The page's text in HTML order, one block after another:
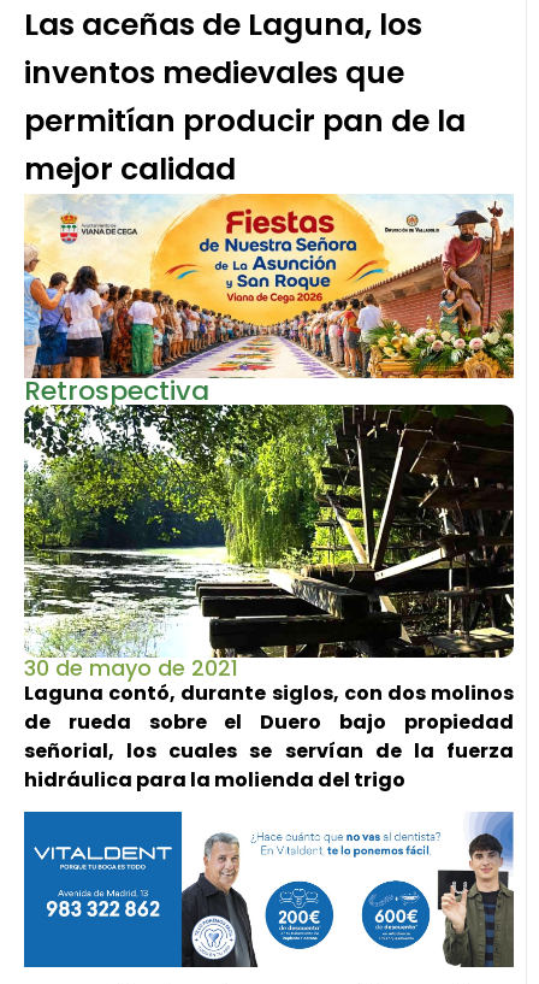
Las aceñas de Laguna, los
inventos medievales que
permitían producir pan de la
mejor calidad
Retrospectiva
30 de mayo de 2021
Laguna contó, durante siglos, con dos molinos
de rueda sobre el Duero bajo propiedad
señorial, los cuales se servían de la fuerza
hidráulica para la molienda del trigo